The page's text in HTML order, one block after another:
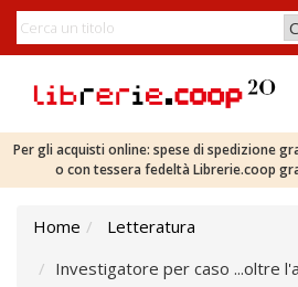
Per gli acquisti online: spese di spedizione
o con tessera fedeltà Librerie.coop
Home
Letteratura
Investigatore per caso ...oltre